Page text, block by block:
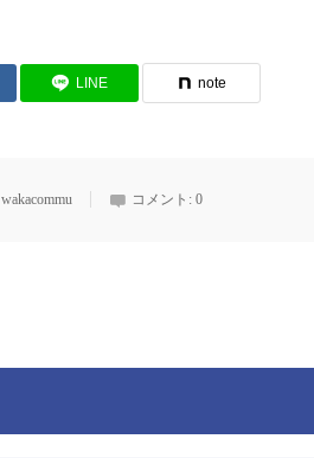
LINE note
wakacommu コメント: 0